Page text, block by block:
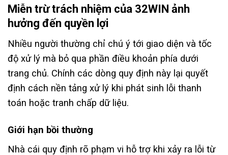
Miễn trừ trách nhiệm của 32WIN ảnh
hưởng đến quyền lợi
Nhiều người thường chỉ chú ý tới giao diện và tốc
độ xử lý mà bỏ qua phần điều khoản phía dưới
trang chủ. Chính các dòng quy định này lại quyết
định cách nền tảng xử lý khi phát sinh lỗi thanh
toán hoặc tranh chấp dữ liệu.
Giới hạn bồi thường
Nhà cái quy định rõ phạm vi hỗ trợ khi xảy ra lỗi từ